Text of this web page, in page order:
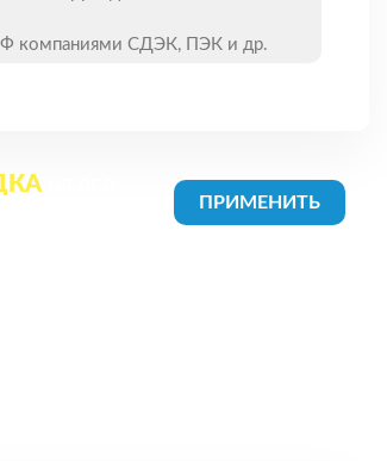
компаниями СДЭК, ПЭК и др.